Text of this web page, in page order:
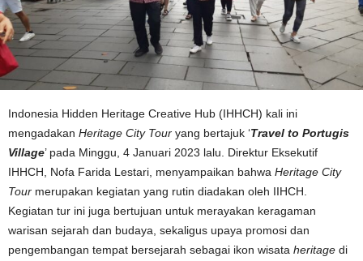
Indonesia Hidden Heritage Creative Hub (IHHCH) kali ini
mengadakan Heritage City Tour yang bertajuk ‘Travel to Portugis
Village’ pada Minggu, 4 Januari 2023 lalu. Direktur Eksekutif
IHHCH, Nofa Farida Lestari, menyampaikan bahwa Heritage City
Tour merupakan kegiatan yang rutin diadakan oleh IIHCH.
Kegiatan tur ini juga bertujuan untuk merayakan keragaman
warisan sejarah dan budaya, sekaligus upaya promosi dan
pengembangan tempat bersejarah sebagai ikon wisata heritage di